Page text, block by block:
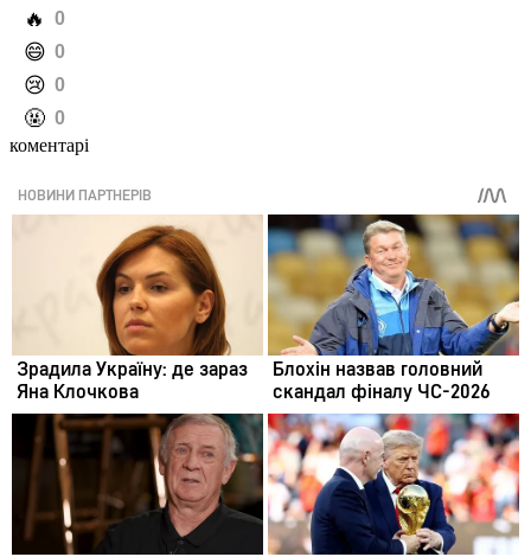
️🔥 0
️😄 0
️😢 0
️🤬 0
коментарі